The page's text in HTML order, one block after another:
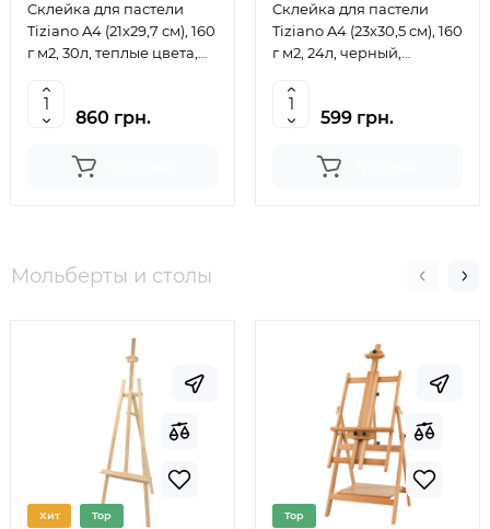
Cклейка для пастели
Tiziano A4 (21х29,7 см), 160
г м2, 30л, теплые цвета,
860 грн.
Cклейка для пастели
Tiziano A4 (23х30,5 см), 160
г м2, 24л, черный,
599 грн.
Мольберты и столы
Хит Top Top